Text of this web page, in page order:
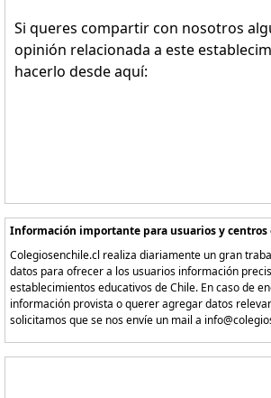
Si queres compartir con nosotros
opinión relacionada a este
hacerlo desde aquí:
Información importante para usuarios y centros
Colegiosenchile.cl realiza diariamente un gran
datos para ofrecer a los usuarios información
establecimientos educativos de Chile. En caso de
información provista o querer agregar datos
solicitamos que se nos envíe un mail a